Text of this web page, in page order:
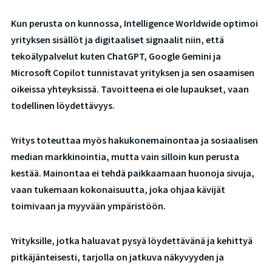
Kun perusta on kunnossa, Intelligence Worldwide optimoi
yrityksen sisällöt ja digitaaliset signaalit niin, että
tekoälypalvelut kuten ChatGPT, Google Gemini ja
Microsoft Copilot tunnistavat yrityksen ja sen osaamisen
oikeissa yhteyksissä. Tavoitteena ei ole lupaukset, vaan
todellinen löydettävyys.
Yritys toteuttaa myös hakukonemainontaa ja sosiaalisen
median markkinointia, mutta vain silloin kun perusta
kestää. Mainontaa ei tehdä paikkaamaan huonoja sivuja,
vaan tukemaan kokonaisuutta, joka ohjaa kävijät
toimivaan ja myyvään ympäristöön.
Yrityksille, jotka haluavat pysyä löydettävänä ja kehittyä
pitkäjänteisesti, tarjolla on jatkuva näkyvyyden ja